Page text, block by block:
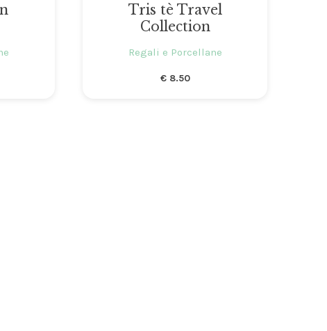
Tris tè Travel
Collection
Regali e Porcellane
€8.50